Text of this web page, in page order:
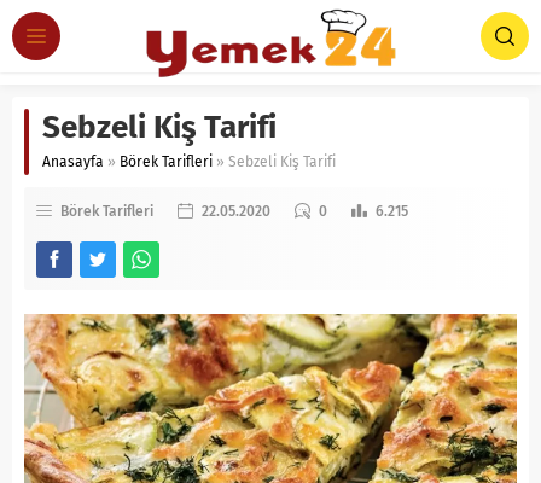
Sebzeli Kiş Tarifi
Anasayfa » Börek Tarifleri » Sebzeli Kiş Tarifi
Börek Tarifleri 22.05.2020 0 6.215